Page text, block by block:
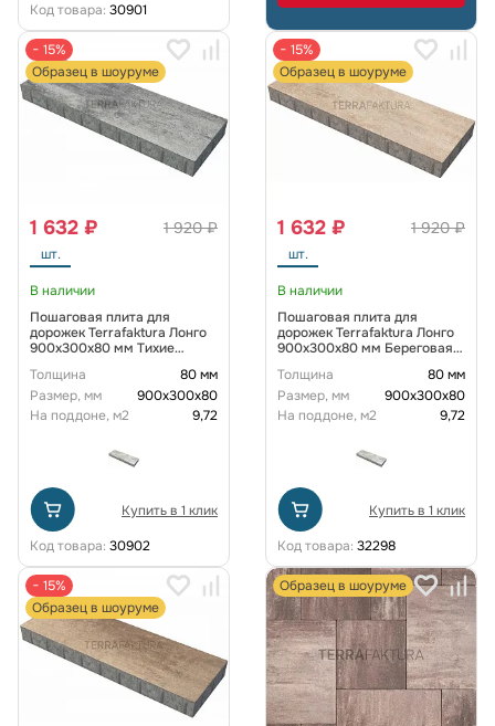
Код товара: 30901
− 15%
Образец в шоуруме
1 920 ₽
1 632 ₽
шт.
В наличии
Пошаговая плита для
дорожек Terrafaktura Лонго
900x300x80 мм Тихие
Толщина
80 мм
Размер, мм
900x300x80
На поддоне, м2
9,72
Купить в 1 клик
Код товара: 30902
− 15%
Образец в шоуруме
1 920 ₽
1 632 ₽
шт.
В наличии
Пошаговая плита для
дорожек Terrafaktura Лонго
900х300х80 мм Береговая
Толщина
80 мм
Размер, мм
900x300x80
На поддоне, м2
9,72
Купить в 1 клик
Код товара: 32298
− 15%
Образец в шоуруме
Образец в шоуруме